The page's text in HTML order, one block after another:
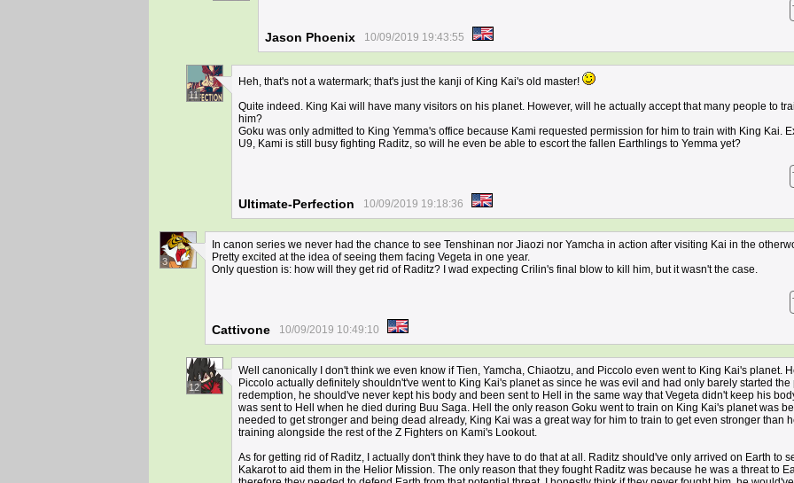
Jason Phoenix 10/09/2019 19:43:55
11
Heh, that's not a watermark; that's just the kanji of King Kai's old master!
Quite indeed. King Kai will have many visitors on his planet. However, will he actually accept that many people to
him?
Goku was only admitted to King Yemma's office because Kami requested permission for him to train with King Kai.
U9, Kami is still busy fighting Raditz, so will he even be able to escort the fallen Earthlings to Yemma yet?
Ultimate-Perfection 10/09/2019 19:18:36
3
In canon series we never had the chance to see Tenshinan nor Jiaozi nor Yamcha in action after visiting Kai in the
Pretty excited at the idea of seeing them facing Vegeta in one year.
Only question is: how will they get rid of Raditz? I wad expecting Crilin's final blow to kill him, but it wasn't the case.
Cattivone 10/09/2019 10:49:10
12
Well canonically I don't think we even know if Tien, Yamcha, Chiaotzu, and Piccolo even went to King Kai's planet.
Piccolo actually definitely shouldn't've went to King Kai's planet as since he was evil and had only barely started the
redemption, he should've never kept his body and been sent to Hell in the same way that Vegeta didn't keep his
was sent to Hell when he died during Buu Saga. Hell the only reason Goku went to train on King Kai's planet was
needed to get stronger and being dead already, King Kai was a great way for him to train to get even stronger than
training alongside the rest of the Z Fighters on Kami's Lookout.
As for getting rid of Raditz, I actually don't think they have to do that at all. Raditz should've only arrived on Earth to
Kakarot to aid them in the Helior Mission. The only reason that they fought Raditz was because he was a threat to